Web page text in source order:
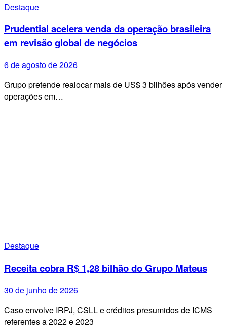
Destaque
Prudential acelera venda da operação brasileira
em revisão global de negócios
6 de agosto de 2026
Grupo pretende realocar mais de US$ 3 bilhões após vender
operações em…
Destaque
Receita cobra R$ 1,28 bilhão do Grupo Mateus
30 de junho de 2026
Caso envolve IRPJ, CSLL e créditos presumidos de ICMS
referentes a 2022 e 2023